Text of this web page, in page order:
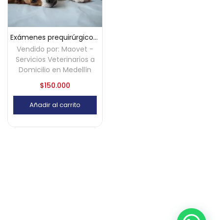
Exámenes prequirúrgicos a domicilio – Medellín
Vendido por: Maovet -
Servicios Veterinarios a
Domicilio en Medellín
$150.000
Añadir al carrito